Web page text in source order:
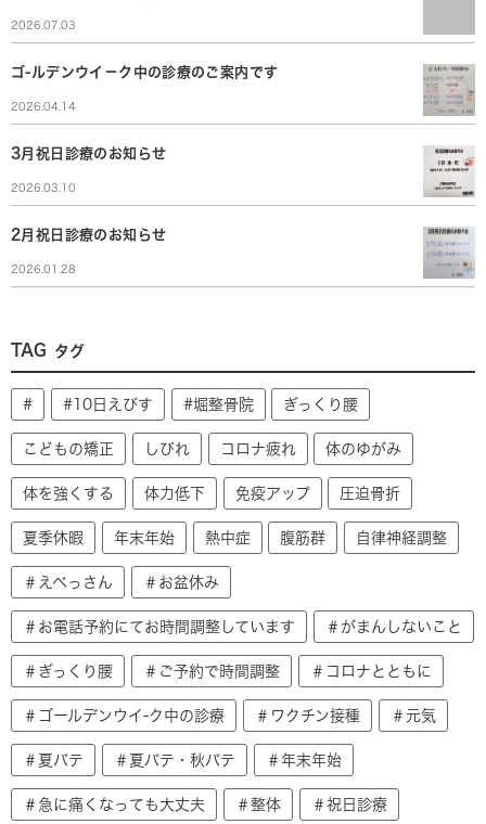
2026.07.03
ゴ-ルデンウイ－ク中の診療のご案内です
2026.04.14
3月祝日診療のお知らせ
2026.03.10
2月祝日診療のお知らせ
2026.01.28
TAG タグ
# #10日えびす #堀整骨院 ぎっくり腰
こどもの矯正 しびれ コロナ疲れ 体のゆがみ
体を強くする 体力低下 免疫アップ 圧迫骨折
夏季休暇 年末年始 熱中症 腹筋群 自律神経調整
＃えべっさん ＃お盆休み
＃お電話予約にてお時間調整しています ＃がまんしないこと
＃ぎっくり腰 ＃ご予約で時間調整 ＃コロナとともに
＃ゴールデンウイ-ク中の診療 ＃ワクチン接種 ＃元気
＃夏バテ ＃夏バテ・秋バテ ＃年末年始
＃急に痛くなっても大丈夫 ＃整体 ＃祝日診療